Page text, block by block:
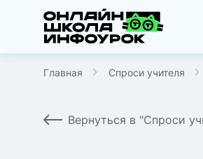
Главная Спроси учителя
Вернуться в "Спроси